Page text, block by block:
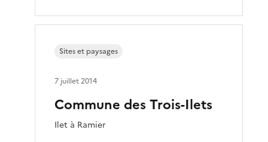
Commune des Trois-Ilets
Ilet à Ramier
Sites et paysages
7 juillet 2014